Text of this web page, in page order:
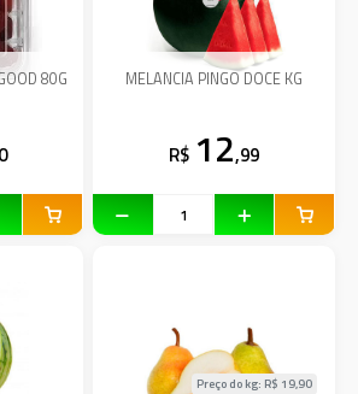
80G MELANCIA PINGO DOCE KG
R$ 12,99
Preço do kg: R$ 19,90